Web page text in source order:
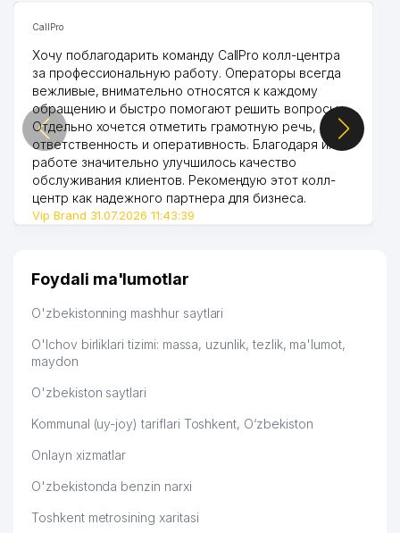
CallPro
Хочу поблагодарить команду CallPro колл-центра
за профессиональную работу. Операторы всегда
вежливые, внимательно относятся к каждому
обращению и быстро помогают решить вопросы.
Отдельно хочется отметить грамотную речь,
ответственность и оперативность. Благодаря их
работе значительно улучшилось качество
обслуживания клиентов. Рекомендую этот колл-
центр как надежного партнера для бизнеса.
Vip Brand 31.07.2026 11:43:39
Foydali ma'lumotlar
O'zbekistonning mashhur saytlari
O'lchov birliklari tizimi: massa, uzunlik, tezlik, ma'lumot,
maydon
O'zbekiston saytlari
Kommunal (uy-joy) tariflari Toshkent, O‘zbekiston
Onlayn xizmatlar
O'zbekistonda benzin narxi
Toshkent metrosining xaritasi